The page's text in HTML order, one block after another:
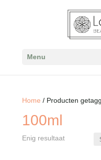
Menu
Home / Producten
100ml
Enig resultaat